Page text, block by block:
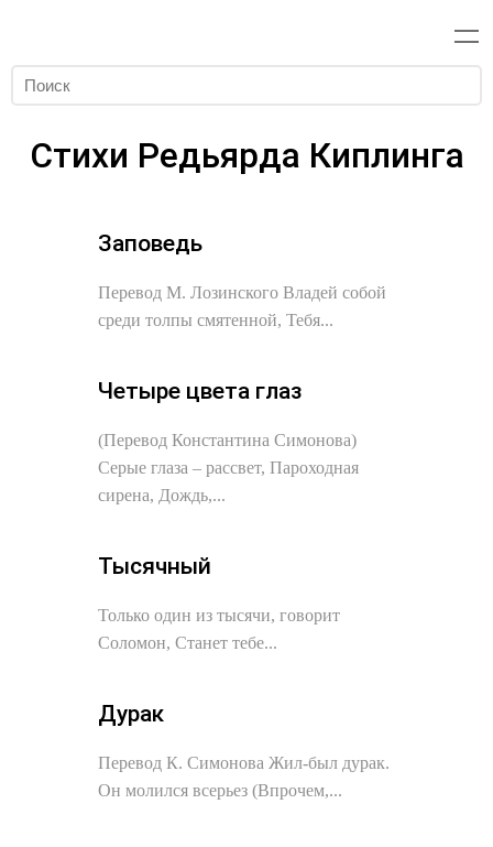
Стихи Редьярда Киплинга
Заповедь
Перевод М. Лозинского Владей собой
среди толпы смятенной, Тебя...
Четыре цвета глаз
(Перевод Константина Симонова)
Серые глаза – рассвет, Пароходная
сирена, Дождь,...
Тысячный
Только один из тысячи, говорит
Соломон, Станет тебе...
Дурак
Перевод К. Симонова Жил-был дурак.
Он молился всерьез (Впрочем,...